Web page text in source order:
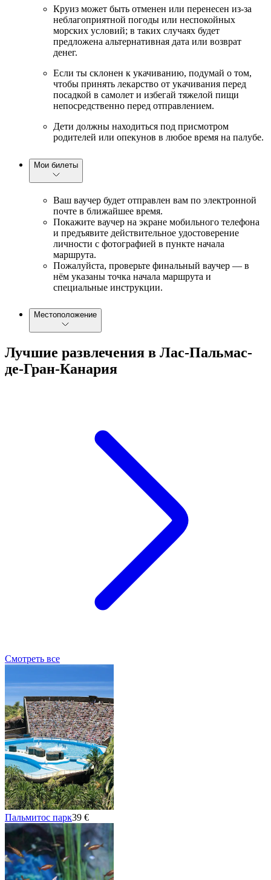
Круиз может быть отменен или перенесен из-за
неблагоприятной погоды или неспокойных
морских условий; в таких случаях будет
предложена альтернативная дата или возврат
денег.
Если ты склонен к укачиванию, подумай о том,
чтобы принять лекарство от укачивания перед
посадкой в самолет и избегай тяжелой пищи
непосредственно перед отправлением.
Дети должны находиться под присмотром
родителей или опекунов в любое время на палубе.
Мои билеты
Ваш ваучер будет отправлен вам по электронной
почте в ближайшее время.
Покажите ваучер на экране мобильного телефона
и предъявите действительное удостоверение
личности с фотографией в пункте начала
маршрута.
Пожалуйста, проверьте финальный ваучер — в
нём указаны точка начала маршрута и
специальные инструкции.
Местоположение
Лучшие развлечения в Лас-Пальмас-
де-Гран-Канария
Смотреть все
Пальмитос парк39 €